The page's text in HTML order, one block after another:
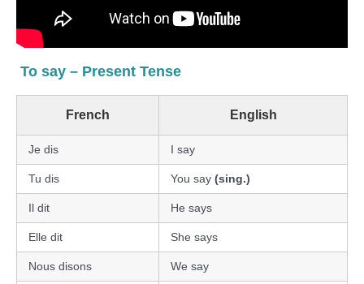
To say – Present Tense
French English
Je dis I say
Tu dis You say (sing.)
Il dit He says
Elle dit She says
Nous disons We say